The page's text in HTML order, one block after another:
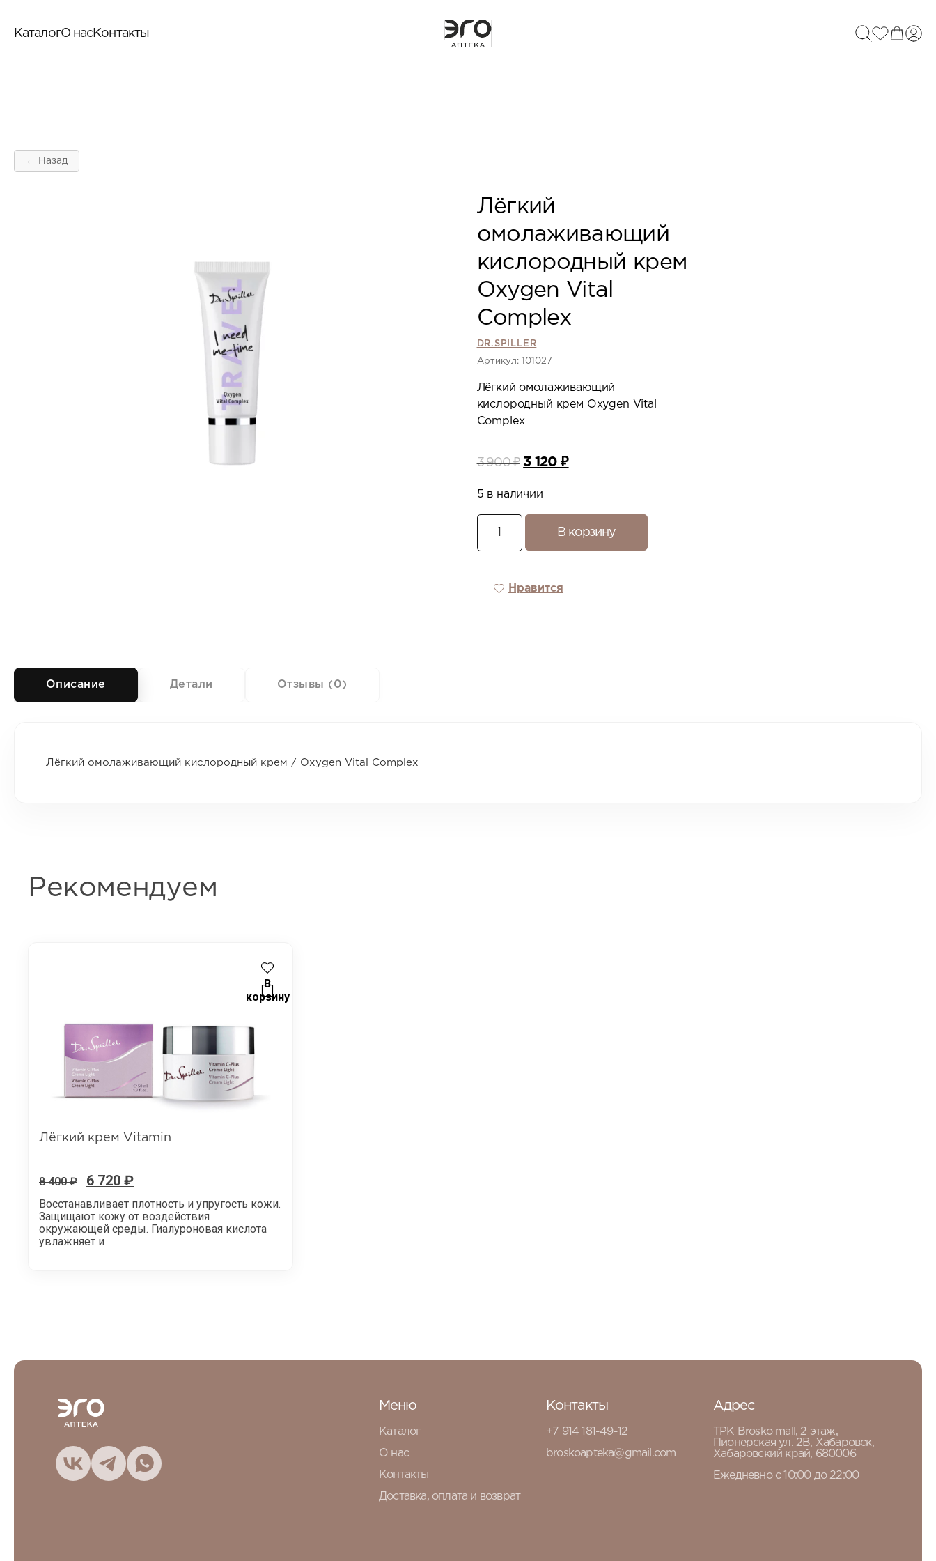
КаталогО насКонтакты
← Назад
Лёгкий
омолаживающий
кислородный крем
Oxygen Vital
Complex
DR.SPILLER
Артикул: 101027
Лёгкий омолаживающий
кислородный крем Oxygen Vital
Complex
3 900₽ 3 120₽
5 в наличии
В корзину
Нравится
Описание Детали Отзывы (0)
Лёгкий омолаживающий кислородный крем / Oxygen Vital Complex
Рекомендуем
В
корзину
Лёгкий крем Vitamin
8 400₽ 6 720 ₽
Восстанавливает плотность и упругость кожи.
Защищают кожу от воздействия
окружающей среды. Гиалуроновая кислота
увлажняет и
Меню
Каталог
О нас
Контакты
Доставка, оплата и возврат
Контакты
+7 914 181-49-12
broskoapteka@gmail.com
Адрес
ТРК Brosko mall, 2 этаж,
Пионерская ул. 2В, Хабаровск,
Хабаровский край, 680006
Ежедневно с 10:00 до 22:00